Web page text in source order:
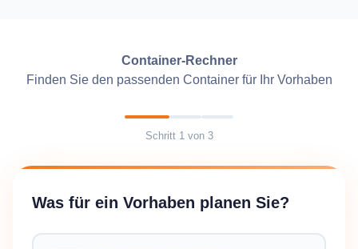
Container-Rechner
Finden Sie den passenden Container für Ihr Vorhaben
Schritt 1von 3
Was für ein Vorhaben planen Sie?